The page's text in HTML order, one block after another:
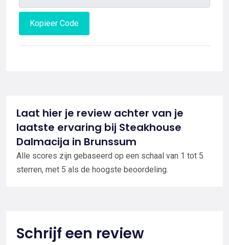
Kopieer Code
Laat hier je review achter van je
laatste ervaring bij Steakhouse
Dalmacija in Brunssum
Alle scores zijn gebaseerd op een schaal van 1 tot 5
sterren, met 5 als de hoogste beoordeling.
Schrijf een review